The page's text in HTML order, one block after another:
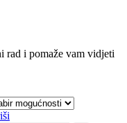
rad i pomaže vam vidjeti